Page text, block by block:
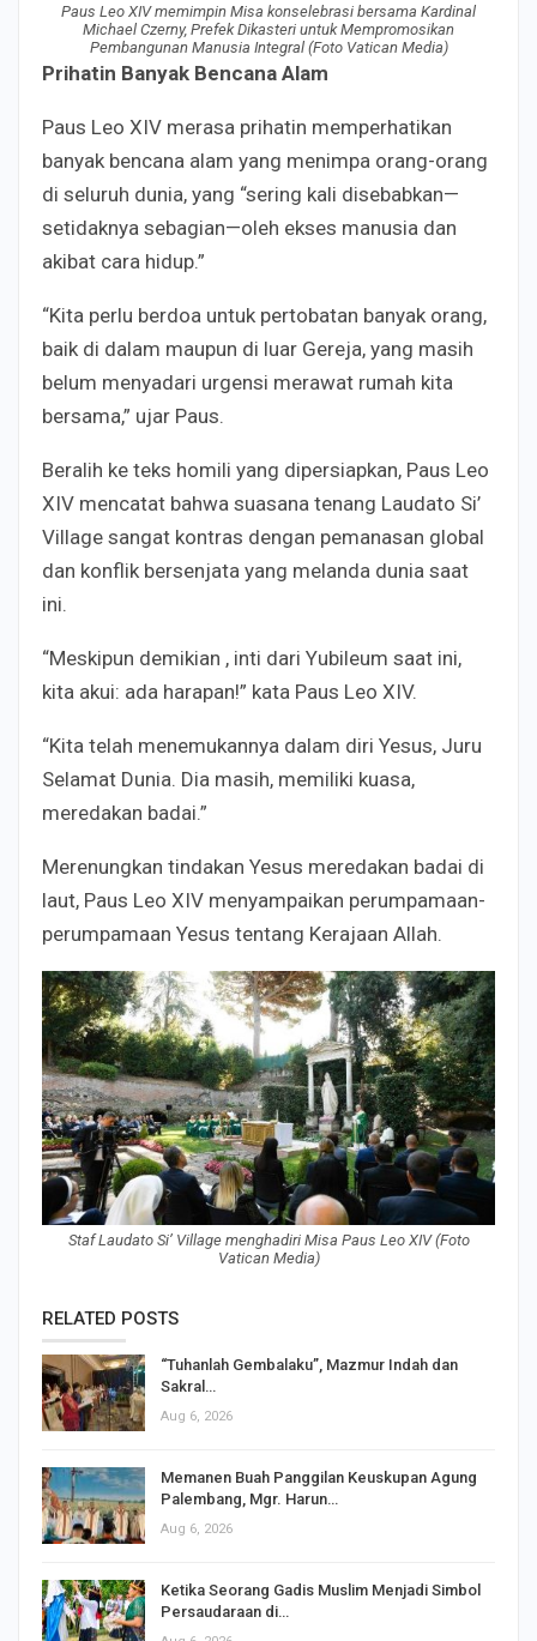
Paus Leo XIV memimpin Misa konselebrasi bersama Kardinal
Michael Czerny, Prefek Dikasteri untuk Mempromosikan
Pembangunan Manusia Integral (Foto Vatican Media)
Prihatin Banyak Bencana Alam
Paus Leo XIV merasa prihatin memperhatikan
banyak bencana alam yang menimpa orang-orang
di seluruh dunia, yang “sering kali disebabkan—
setidaknya sebagian—oleh ekses manusia dan
akibat cara hidup.”
“Kita perlu berdoa untuk pertobatan banyak orang,
baik di dalam maupun di luar Gereja, yang masih
belum menyadari urgensi merawat rumah kita
bersama,” ujar Paus.
Beralih ke teks homili yang dipersiapkan, Paus Leo
XIV mencatat bahwa suasana tenang Laudato Si’
Village sangat kontras dengan pemanasan global
dan konflik bersenjata yang melanda dunia saat
ini.
“Meskipun demikian , inti dari Yubileum saat ini,
kita akui: ada harapan!” kata Paus Leo XIV.
“Kita telah menemukannya dalam diri Yesus, Juru
Selamat Dunia. Dia masih, memiliki kuasa,
meredakan badai.”
Merenungkan tindakan Yesus meredakan badai di
laut, Paus Leo XIV menyampaikan perumpamaan-
perumpamaan Yesus tentang Kerajaan Allah.
Staf Laudato Si’ Village menghadiri Misa Paus Leo XIV (Foto
Vatican Media)
RELATED POSTS
“Tuhanlah Gembalaku”, Mazmur Indah dan
Sakral…
Aug 6, 2026
Memanen Buah Panggilan Keuskupan Agung
Palembang, Mgr. Harun…
Aug 6, 2026
Ketika Seorang Gadis Muslim Menjadi Simbol
Persaudaraan di…